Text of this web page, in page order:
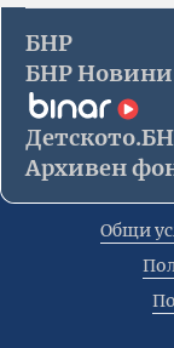
БНР
БНР Новини
Архивен
Общи